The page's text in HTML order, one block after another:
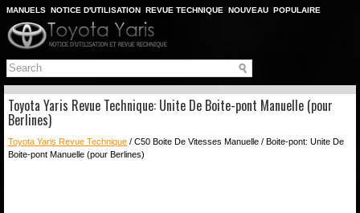
MANUELS NOTICE D'UTILISATION REVUE TECHNIQUE NOUVEAU POPULAIRE
PLAN DU SITE
CHERCHER
Toyota Yaris Revue Technique: Unite De Boite-pont Manuelle (pour
Berlines)
Toyota Yaris Revue Technique / C50 Boite De Vitesses Manuelle / Boite-pont: Unite De
Boite-pont Manuelle (pour Berlines)